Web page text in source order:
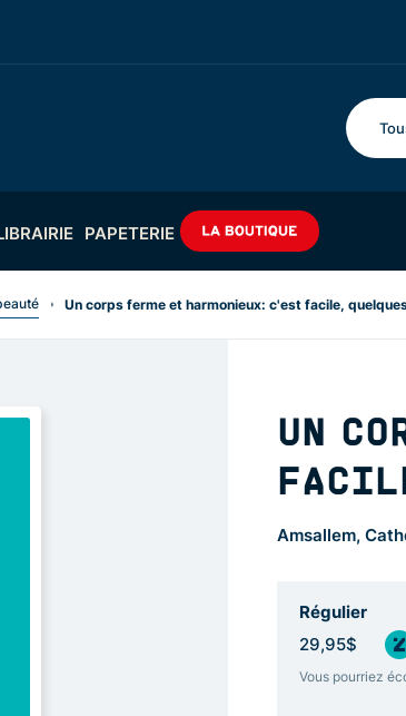
PAPETERIE
Un corps ferme et harmonieux: c'est facile,
UN
Amsallem,
Régulier
29,95$
Vous pourriez